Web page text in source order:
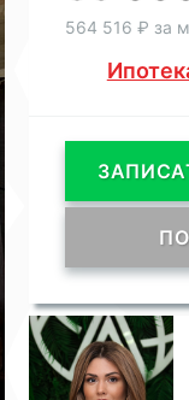
564 516 ₽ за